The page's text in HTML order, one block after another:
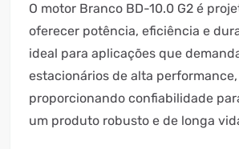
O motor Branco BD-10.0 G2 é
oferecer potência, eficiência e
ideal para aplicações que
estacionários de alta performance,
proporcionando confiabilidade
um produto robusto e de longa